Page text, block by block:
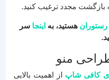
بازگشت مجدد ترغیب کنید.
رستوران هستید، به اینجا سر
منو
کافی شاپ از اهمیت بالایی